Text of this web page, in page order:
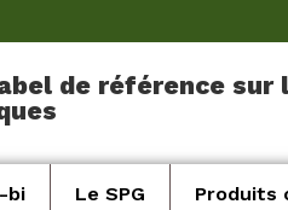
de référence
bi Le SPG Produits